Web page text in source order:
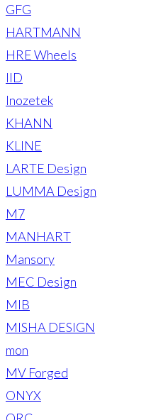
GFG
HARTMANN
HRE Wheels
IID
Inozetek
KHANN
KLINE
LARTE Design
LUMMA Design
M7
MANHART
Mansory
MEC Design
MIB
MISHA DESIGN
mon
MV Forged
ONYX